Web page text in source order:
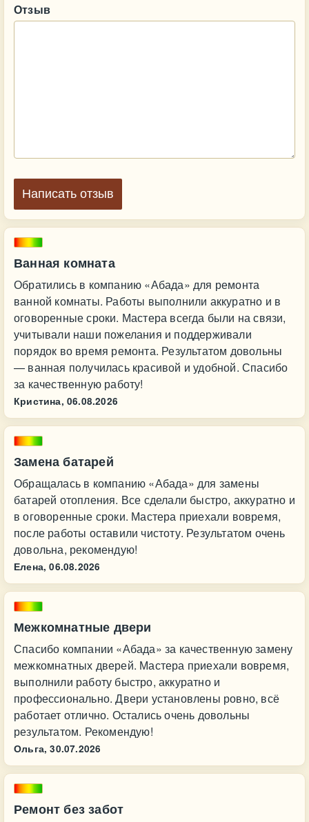
Ванная комната
Обратились в компанию «Абада» для ремонта
ванной комнаты. Работы выполнили аккуратно и в
оговоренные сроки. Мастера всегда были на связи,
учитывали наши пожелания и поддерживали
порядок во время ремонта. Результатом довольны
— ванная получилась красивой и удобной. Спасибо
за качественную работу!
Кристина, 06.08.2026
Замена батарей
Обращалась в компанию «Абада» для замены
батарей отопления. Все сделали быстро, аккуратно и
в оговоренные сроки. Мастера приехали вовремя,
после работы оставили чистоту. Результатом очень
довольна, рекомендую!
Елена, 06.08.2026
Межкомнатные двери
Спасибо компании «Абада» за качественную замену
межкомнатных дверей. Мастера приехали вовремя,
выполнили работу быстро, аккуратно и
профессионально. Двери установлены ровно, всё
работает отлично. Остались очень довольны
результатом. Рекомендую!
Ольга, 30.07.2026
Ремонт без забот
Отзыв
Написать отзыв